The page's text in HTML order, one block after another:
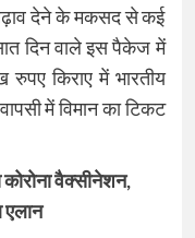
देने के मकसद से कई
दिन वाले इस पैकेज में
किराए में भारतीय
में विमान का टिकट
वैक्सीनेशन,
एलान